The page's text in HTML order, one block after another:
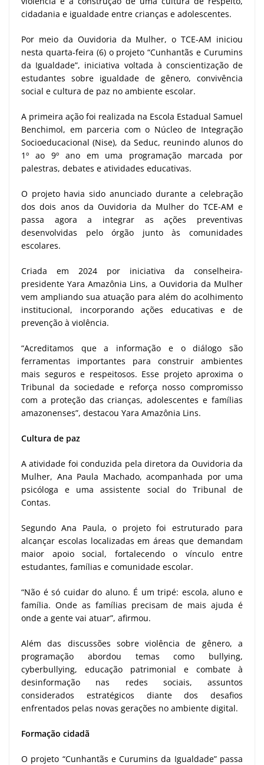
cidadania e igualdade entre crianças e adolescentes.
Por meio da Ouvidoria da Mulher, o TCE-AM iniciou
nesta quarta-feira (6) o projeto “Cunhantãs e Curumins
da Igualdade”, iniciativa voltada à conscientização de
estudantes sobre igualdade de gênero, convivência
social e cultura de paz no ambiente escolar.
A primeira ação foi realizada na Escola Estadual Samuel
Benchimol, em parceria com o Núcleo de Integração
Socioeducacional (Nise), da Seduc, reunindo alunos do
1º ao 9º ano em uma programação marcada por
palestras, debates e atividades educativas.
O projeto havia sido anunciado durante a celebração
dos dois anos da Ouvidoria da Mulher do TCE-AM e
passa agora a integrar as ações preventivas
desenvolvidas pelo órgão junto às comunidades
escolares.
Criada em 2024 por iniciativa da conselheira-
presidente Yara Amazônia Lins, a Ouvidoria da Mulher
vem ampliando sua atuação para além do acolhimento
institucional, incorporando ações educativas e de
prevenção à violência.
“Acreditamos que a informação e o diálogo são
ferramentas importantes para construir ambientes
mais seguros e respeitosos. Esse projeto aproxima o
Tribunal da sociedade e reforça nosso compromisso
com a proteção das crianças, adolescentes e famílias
amazonenses”, destacou Yara Amazônia Lins.
Cultura de paz
A atividade foi conduzida pela diretora da Ouvidoria da
Mulher, Ana Paula Machado, acompanhada por uma
psicóloga e uma assistente social do Tribunal de
Contas.
Segundo Ana Paula, o projeto foi estruturado para
alcançar escolas localizadas em áreas que demandam
maior apoio social, fortalecendo o vínculo entre
estudantes, famílias e comunidade escolar.
“Não é só cuidar do aluno. É um tripé: escola, aluno e
família. Onde as famílias precisam de mais ajuda é
onde a gente vai atuar”, afirmou.
Além das discussões sobre violência de gênero, a
programação abordou temas como bullying,
cyberbullying, educação patrimonial e combate à
desinformação nas redes sociais, assuntos
considerados estratégicos diante dos desafios
enfrentados pelas novas gerações no ambiente digital.
Formação cidadã
O projeto “Cunhantãs e Curumins da Igualdade” passa